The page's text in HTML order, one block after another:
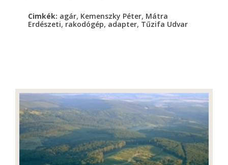
Cimkék: agár, Kemenszky Péter, Mátra
Erdészeti,rakodógép, adapter, Tűzifa Udvar